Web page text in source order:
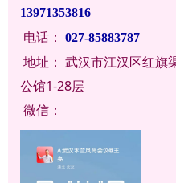
13971353816
电话： 027-85883787
地址： 武汉市江汉区红旗
公馆1-28层
微信：